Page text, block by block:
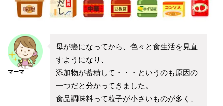
マーマ
母が癌になってから、色々と食生活を見直
すようになり、
添加物が蓄積して・・・というのも原因の
一つだと分かってきました。
食品調味料って粒子が小さいものが多く、